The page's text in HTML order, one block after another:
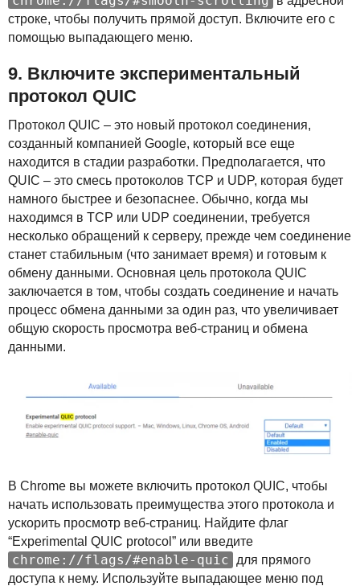
строке, чтобы получить прямой доступ. Включите его с
помощью выпадающего меню.
9. Включите экспериментальный
протокол QUIC
Протокол QUIC – это новый протокол соединения,
созданный компанией Google, который все еще
находится в стадии разработки. Предполагается, что
QUIC – это смесь протоколов TCP и UDP, которая будет
намного быстрее и безопаснее. Обычно, когда мы
находимся в TCP или UDP соединении, требуется
несколько обращений к серверу, прежде чем соединение
станет стабильным (что занимает время) и готовым к
обмену данными. Основная цель протокола QUIC
заключается в том, чтобы создать соединение и начать
процесс обмена данными за один раз, что увеличивает
общую скорость просмотра веб-страниц и обмена
данными.
В Chrome вы можете включить протокол QUIC, чтобы
начать использовать преимущества этого протокола и
ускорить просмотр веб-страниц. Найдите флаг
“Experimental QUIC protocol” или введите
chrome://flags/#enable-quic
для прямого
доступа к нему. Используйте выпадающее меню под